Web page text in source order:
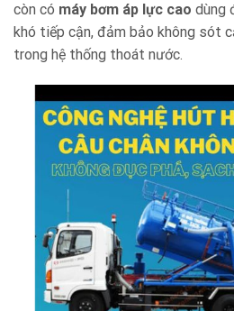
còn có máy bơm áp lực cao dùng
khó tiếp cận, đảm bảo không sót
trong hệ thống thoát nước.